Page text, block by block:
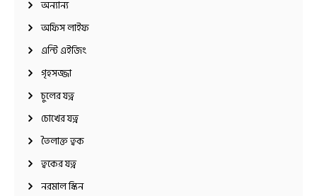
অন্যান্য
অফিস লাইফ
এন্টি এইজিং
গৃহসজ্জা
চুলের যত্ন
চোখের যত্ন
তৈলাক্ত ত্বক
ত্বকের যত্ন
নরমাল স্কিন